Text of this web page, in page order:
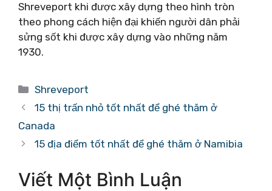
Shreveport khi được xây dựng theo hình tròn
theo phong cách hiện đại khiến người dân phải
sửng sốt khi được xây dựng vào những năm
1930.
Danh
mục
Shreveport
15 thị trấn nhỏ tốt nhất để ghé thăm ở
Canada
15 địa điểm tốt nhất để ghé thăm ở Namibia
Viết Một Bình Luận